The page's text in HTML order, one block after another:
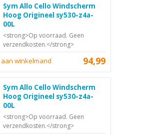
Sym Allo Cello Windscherm
Hoog Origineel sy530-z4a-
00L
<strong>Op voorraad. Geen
verzendkosten.</strong>
94,99
winkelmand
Sym Allo Cello Windscherm
Hoog Origineel sy530-z4a-
00L
<strong>Op voorraad. Geen
verzendkosten.</strong>